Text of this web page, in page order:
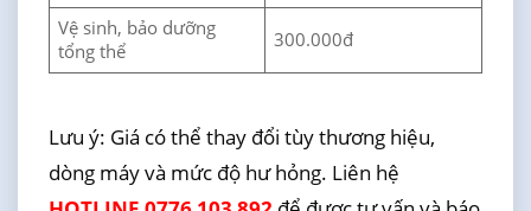
Vệ sinh, bảo dưỡng
tổng thể
300.000đ
Lưu ý: Giá có thể thay đổi tùy thương hiệu,
dòng máy và mức độ hư hỏng. Liên hệ